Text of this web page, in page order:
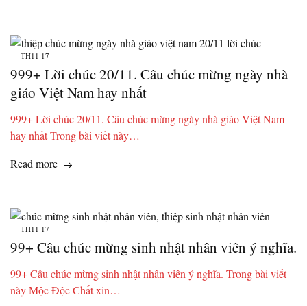
TH11 17
999+ Lời chúc 20/11. Câu chúc mừng ngày nhà
giáo Việt Nam hay nhất
999+ Lời chúc 20/11. Câu chúc mừng ngày nhà giáo Việt Nam
hay nhất Trong bài viết này…
Read more
TH11 17
99+ Câu chúc mừng sinh nhật nhân viên ý nghĩa.
99+ Câu chúc mừng sinh nhật nhân viên ý nghĩa. Trong bài viết
này Mộc Độc Chất xin…